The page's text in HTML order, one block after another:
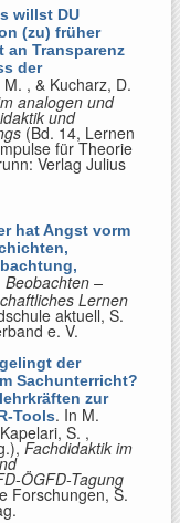
willst DU
(zu) früher
an Transparenz
der
, & Kucharz, D.
analogen und
und
(Bd. 14, Lernen
für Theorie
Verlag Julius
hat Angst vorm
Beobachten –
Lernen
aktuell, S.
e. V.
der
Sachunterricht?
zur
Tools. In M.
S. ,
,Fachdidaktik im
ÖGFD-Tagung
Forschungen, S.